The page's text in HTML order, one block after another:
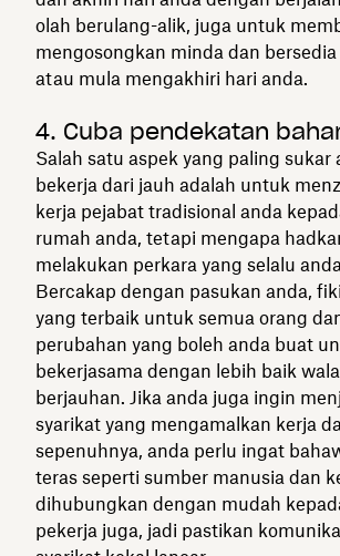
olah berulang-alik, juga untuk
mengosongkan minda dan
atau mula mengakhiri hari anda.
4. Cuba pendekatan
Salah satu aspek yang paling sukar
bekerja dari jauh adalah untuk
kerja pejabat tradisional anda
rumah anda, tetapi mengapa
melakukan perkara yang selalu
Bercakap dengan pasukan anda,
yang terbaik untuk semua orang
perubahan yang boleh anda buat
bekerjasama dengan lebih baik
berjauhan. Jika anda juga ingin
syarikat yang mengamalkan kerja
sepenuhnya, anda perlu ingat
teras seperti sumber manusia dan
dihubungkan dengan mudah
pekerja juga, jadi pastikan